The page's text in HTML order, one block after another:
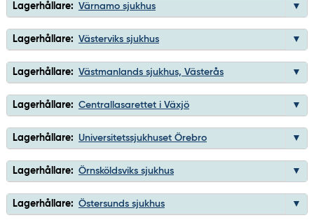
Lagerhållare: Värnamo sjukhus
Lagerhållare: Västerviks sjukhus
Lagerhållare: Västmanlands sjukhus, Västerås
Lagerhållare: Centrallasarettet i Växjö
Lagerhållare: Universitetssjukhuset Örebro
Lagerhållare: Örnsköldsviks sjukhus
Lagerhållare: Östersunds sjukhus